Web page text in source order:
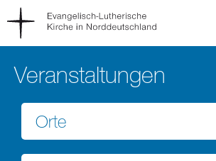
Veranstaltungen
Orte